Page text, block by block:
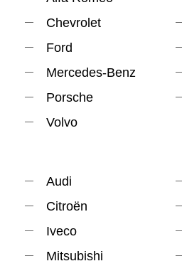
Chevrolet
Ford
Mercedes-Benz
Porsche
Volvo
Audi
Citroën
Iveco
Mitsubishi